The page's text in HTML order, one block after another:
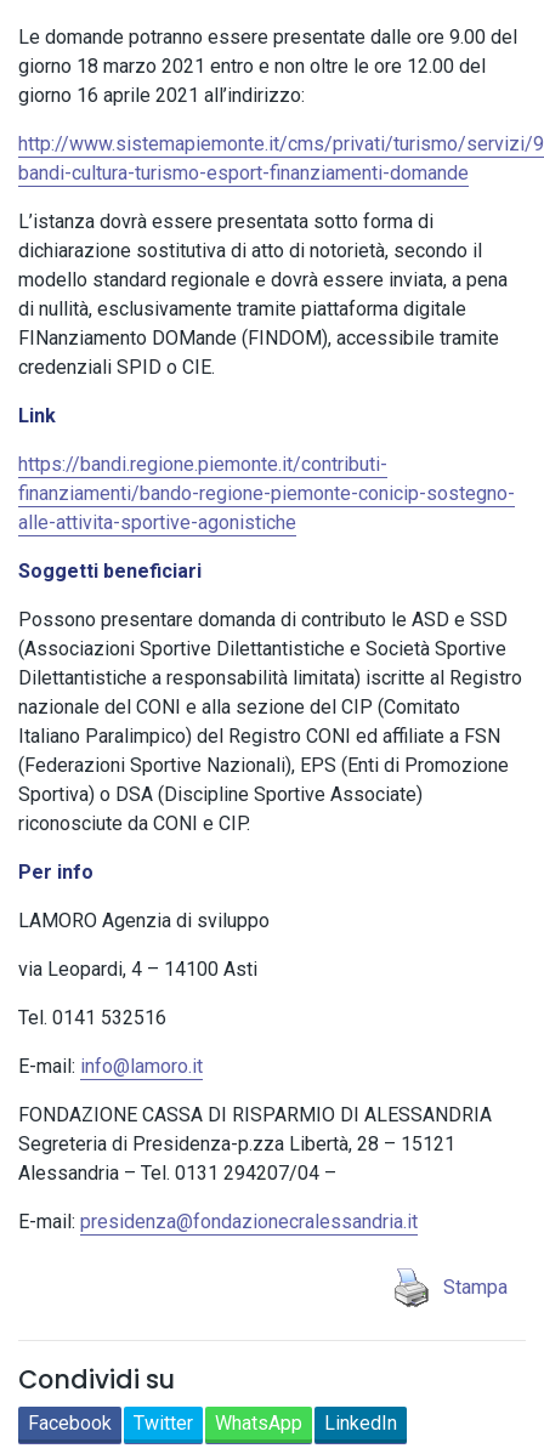
Le domande potranno essere presentate dalle ore 9.00 del
giorno 18 marzo 2021 entro e non oltre le ore 12.00 del
giorno 16 aprile 2021 all’indirizzo:
http://www.sistemapiemonte.it/cms/privati/turismo/servizi/
bandi-cultura-turismo-esport-finanziamenti-domande
L’istanza dovrà essere presentata sotto forma di
dichiarazione sostitutiva di atto di notorietà, secondo il
modello standard regionale e dovrà essere inviata, a pena
di nullità, esclusivamente tramite piattaforma digitale
FINanziamento DOMande (FINDOM), accessibile tramite
credenziali SPID o CIE.
Link
https://bandi.regione.piemonte.it/contributi-
finanziamenti/bando-regione-piemonte-conicip-sostegno-
alle-attivita-sportive-agonistiche
Soggetti beneficiari
Possono presentare domanda di contributo le ASD e SSD
(Associazioni Sportive Dilettantistiche e Società Sportive
Dilettantistiche a responsabilità limitata) iscritte al Registro
nazionale del CONI e alla sezione del CIP (Comitato
Italiano Paralimpico) del Registro CONI ed affiliate a FSN
(Federazioni Sportive Nazionali), EPS (Enti di Promozione
Sportiva) o DSA (Discipline Sportive Associate)
riconosciute da CONI e CIP.
Per info
LAMORO Agenzia di sviluppo
via Leopardi, 4 – 14100 Asti
Tel. 0141 532516
E-mail: info@lamoro.it
FONDAZIONE CASSA DI RISPARMIO DI ALESSANDRIA
Segreteria di Presidenza-p.zza Libertà, 28 – 15121
Alessandria – Tel. 0131 294207/04 –
E-mail: presidenza@fondazionecralessandria.it
Stampa
Condividi su
Facebook Twitter WhatsApp LinkedIn